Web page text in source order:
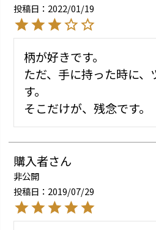
投稿日
2022/01/19
柄が好きです。
ただ、手に持った時に、
す。
そこだけが、残念です。
購入者
非公開
投稿日
2019/07/29